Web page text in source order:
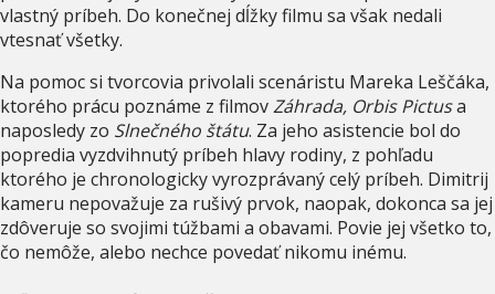
vlastný príbeh. Do konečnej dĺžky filmu sa však nedali
vtesnať všetky.
Na pomoc si tvorcovia privolali scenáristu Mareka Leščáka,
ktorého prácu poznáme z filmovZáhrada, Orbis Pictusa
naposledy zo Slnečného štátu. Za jeho asistencie bol do
popredia vyzdvihnutý príbeh hlavy rodiny, z pohľadu
ktorého je chronologicky vyrozprávaný celý príbeh. Dimitrij
kameru nepovažuje za rušivý prvok, naopak, dokonca sa jej
zdôveruje so svojimi túžbami a obavami. Povie jej všetko to,
čo nemôže, alebo nechce povedať nikomu inému.